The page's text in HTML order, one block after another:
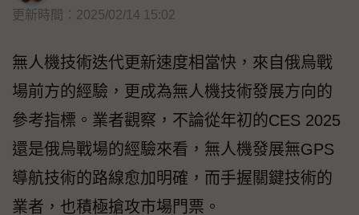
更新時間：2025/02/14 15:02
無人機技術迭代更新速度相當快，來自俄烏戰
場前方的經驗，更成為無人機技術發展方向的
參考指標。業者觀察，不論從年初的CES 2025
還是俄烏戰場的經驗來看，無人機發展無GPS
導航技術的路線愈加明確，而手握關鍵技術的
業者，也積極搶攻市場門票。